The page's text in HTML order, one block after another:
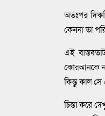
অতঃপর
কেননা তা
এই
কোরআনকে
কিন্তু কাল
চিন্তা করে